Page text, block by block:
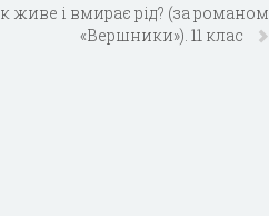
живе і вмирає рід? (за романом
«Вершники»). 11 клас